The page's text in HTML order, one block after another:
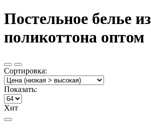
Постельное белье из
поликоттона оптом
Сортировка:
Показать:
Хит